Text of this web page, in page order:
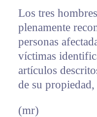
Los tres
plenamente
personas
víctimas
artículos
de su
(mr)